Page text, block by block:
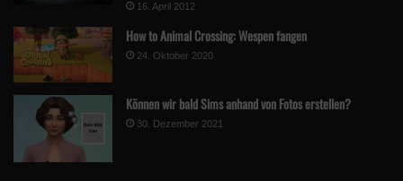
16. April 2012
How to Animal Crossing: Wespen fangen
24. Oktober 2020
Können wir bald Sims anhand von Fotos erstellen?
30. Dezember 2021